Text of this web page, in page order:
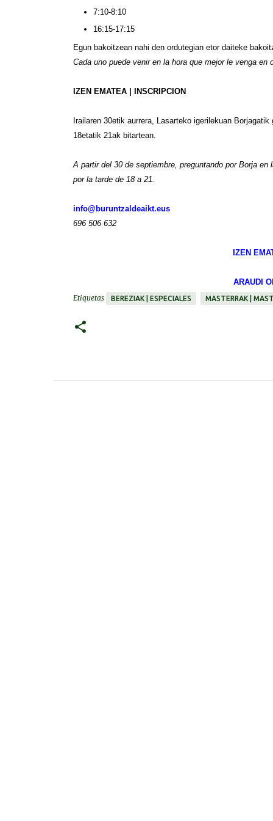
7:10-8:10
16:15-17:15
Egun bakoitzean nahi den ordutegian etor daiteke
Cada uno puede venir en la hora que mejor le venga en
IZEN EMATEA | INSCRIPCION
Irailaren 30etik aurrera, Lasarteko igerilekuan
18etatik 21ak bitartean.
A partir del 30 de septiembre, preguntando por Borja
por la tarde de 18 a 21.
info@buruntzaldeaikt.eus
696 506 632
IZEN
ARAUDI
Etiquetas
BEREZIAK | ESPECIALES MASTERRAK |